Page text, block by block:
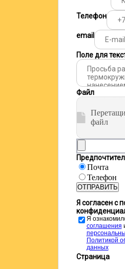
Телефон
email
Поле для
Файл
файл
Почта
Телефон
ОТПРАВИТЬ
Я согласен с
Я
соглашения
Политикой
данных
Страница